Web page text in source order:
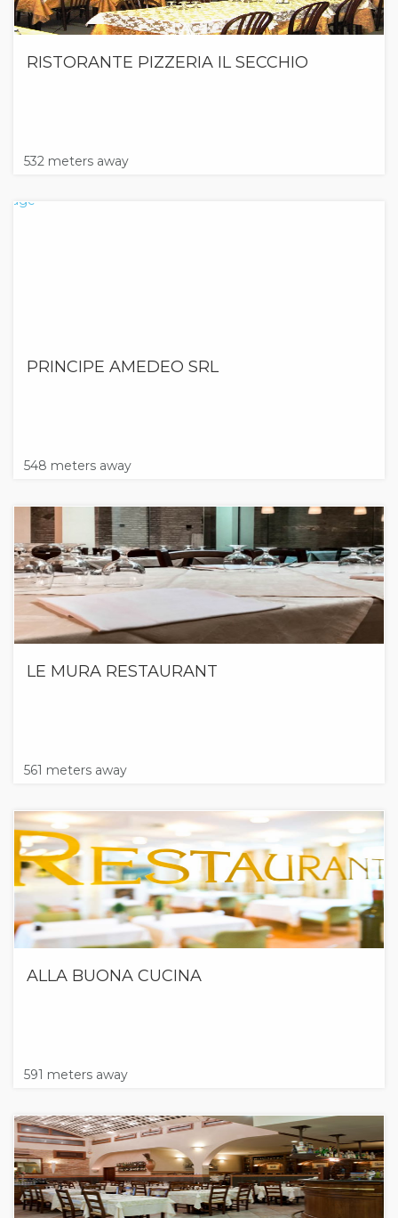
RISTORANTE PIZZERIA IL SECCHIO
532 meters away
PRINCIPE AMEDEO SRL
548 meters away
LE MURA RESTAURANT
561 meters away
ALLA BUONA CUCINA
591 meters away